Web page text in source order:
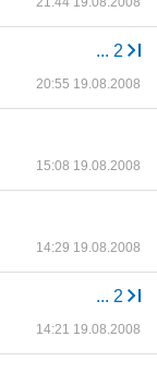
... 2
20:55 19.08.2008
15:08 19.08.2008
14:29 19.08.2008
... 2
14:21 19.08.2008